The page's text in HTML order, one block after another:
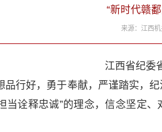
“新时代赣
来源：江西
江西省纪委
好，勇于奉献，严谨踏实，纪
当诠释忠诚”的理念，信念坚定